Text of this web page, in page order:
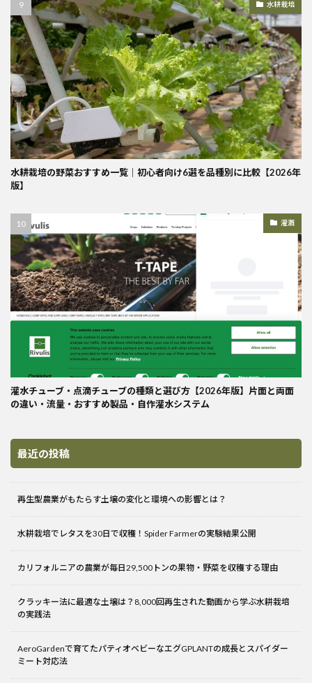
水耕栽培
水耕栽培の野菜おすすめ一覧｜初心者向け6選を品種別に比較【2026年
版】
灌漑
灌水チューブ・点滴チューブの種類と選び方【2026年版】片面と両面
の違い・流量・おすすめ製品・自作灌水システム
最近の投稿
再生型農業がもたらす土壌の変化と環境への影響とは？
水耕栽培でレタスを30日で収穫！Spider Farmerの実験結果公開
カリフォルニアの農業が毎日29,500トンの果物・野菜を収穫する理由
クラッキー法に最適な土壌は？8,000回再生された動画から学ぶ水耕栽培
の実践法
AeroGardenで育てたパティオベビーなエグGPLANTの成長とスパイダー
ミート対応法